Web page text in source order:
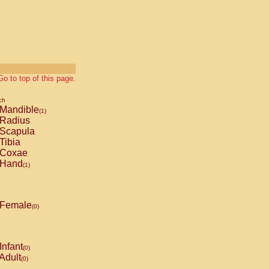
to top of this page.
Mandible(1)
Radius
Scapula
Tibia
Coxae
Hand(1)
Female(0)
Infant(0)
(0)